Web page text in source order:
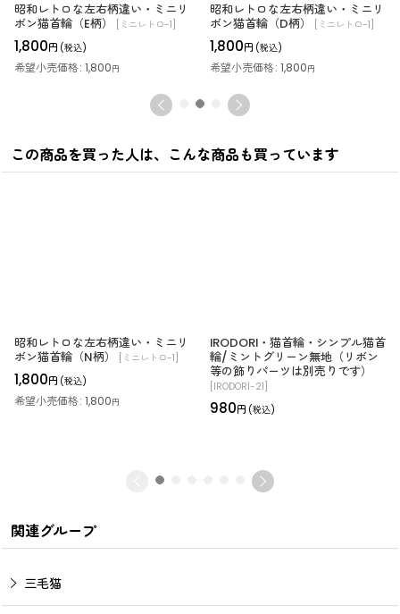
昭和レトロな左右柄違い・ミニリ
ボン猫首輪（E柄）
ミニレトロ-1
1,800円 (税込)
希望小売価格: 1,800円
昭和レトロな左右柄違い・ミニリ
ボン猫首輪（D柄）
ミニレトロ-1
1,800円 (税込)
希望小売価格: 1,800円
この商品を買った人は、こんな商品も買っています
昭和レトロな左右柄違い・ミニリ
ボン猫首輪（N柄）
ミニレトロ-1
1,800円 (税込)
希望小売価格: 1,800円
IRODORI・猫首輪・シンプル猫首
輪/ミントグリーン無地（リボン
等の飾りパーツは別売りです）
IRODORI-21
980円 (税込)
関連グループ
三毛猫